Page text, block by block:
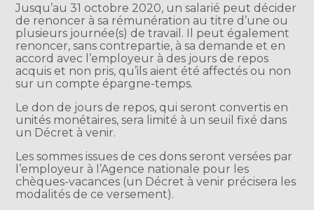
Jusqu’au 31 octobre 2020, un salarié peut décider
de renoncer à sa rémunération au titre d’une ou
plusieurs journée(s) de travail. Il peut également
renoncer, sans contrepartie, à sa demande et en
accord avec l’employeur à des jours de repos
acquis et non pris, qu’ils aient été affectés ou non
sur un compte épargne-temps.
Le don de jours de repos, qui seront convertis en
unités monétaires, sera limité à un seuil fixé dans
un Décret à venir.
Les sommes issues de ces dons seront versées par
l’employeur à l’Agence nationale pour les
chèques-vacances (un Décret à venir précisera les
modalités de ce versement).